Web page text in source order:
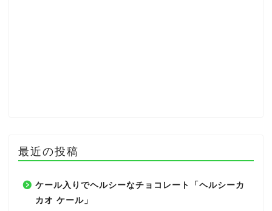
最近の投稿
ケール入りでヘルシーなチョコレート「ヘルシーカ
カオ ケール」